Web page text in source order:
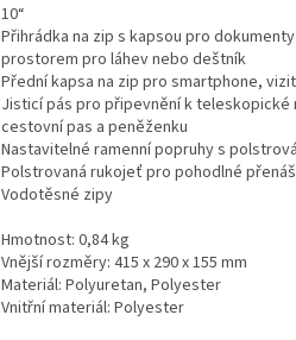
10“
Přihrádka na zip s kapsou pro
prostorem pro láhev nebo deštník
Přední kapsa na zip pro smartphone,
Jisticí pás pro připevnění k
cestovní pas a peněženku
Nastavitelné ramenní popruhy s
Polstrovaná rukojeť pro pohodlné
Vodotěsné zipy
Hmotnost: 0,84 kg
Vnější rozměry: 415 x 290 x 155 mm
Materiál: Polyuretan, Polyester
Vnitřní materiál: Polyester